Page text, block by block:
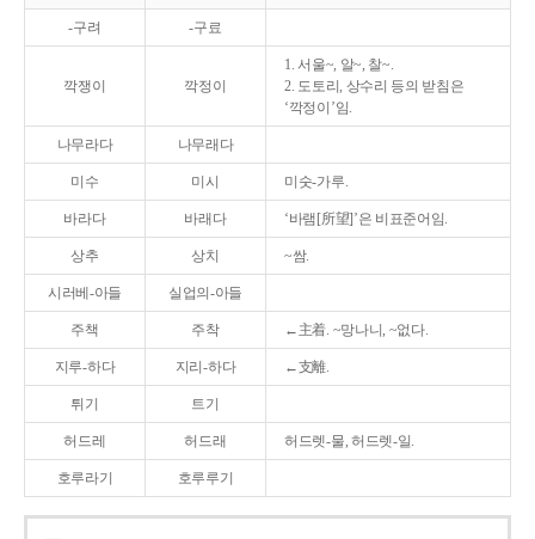
-구려 -구료
깍쟁이 깍정이
1. 서울~, 알~, 찰~.
2. 도토리, 상수리 등의 받침은
‘깍정이’임.
나무라다 나무래다
미수 미시 미숫-가루.
바라다 바래다 ‘바램[所望]’은 비표준어임.
상추 상치 ~쌈.
시러베-아들 실업의-아들
주책 주착 ←主着. ~망나니, ~없다.
지루-하다 지리-하다 ←支離.
튀기 트기
허드레 허드래 허드렛-물, 허드렛-일.
호루라기 호루루기